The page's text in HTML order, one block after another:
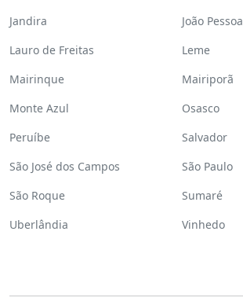
Jandira
João Pessoa
Lauro de Freitas
Leme
Mairinque
Mairiporã
Monte Azul
Osasco
Peruíbe
Salvador
São José dos Campos
São Paulo
São Roque
Sumaré
Uberlândia
Vinhedo